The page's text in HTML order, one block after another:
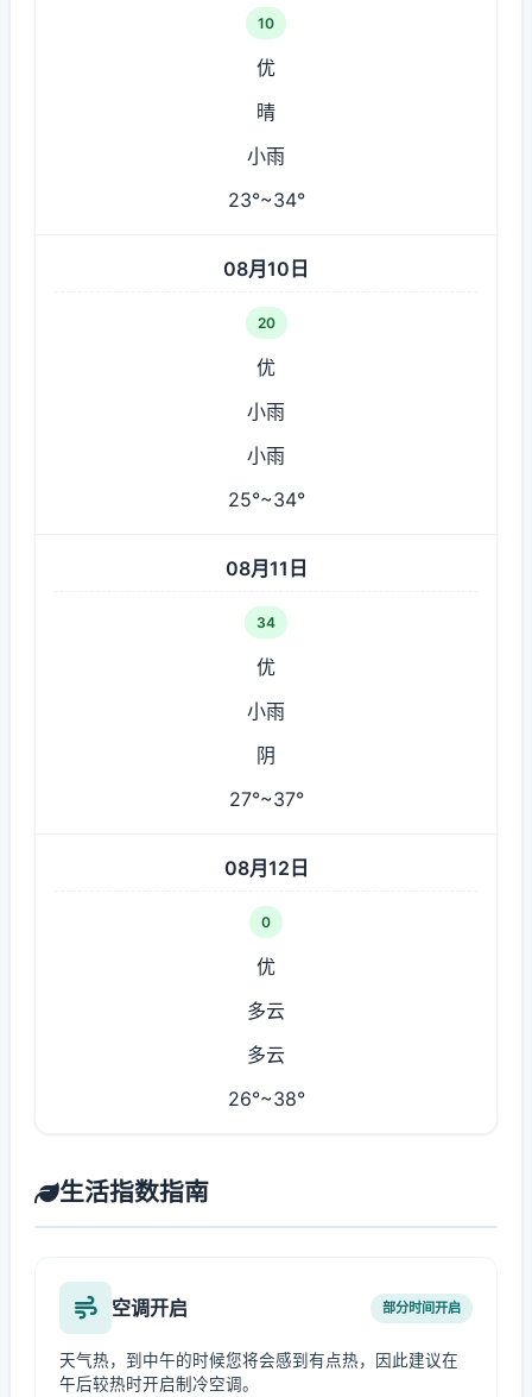
10
优
晴
小雨
23°~34°
08月10日
20
优
小雨
小雨
25°~34°
08月11日
34
优
小雨
阴
27°~37°
08月12日
0
优
多云
多云
26°~38°
生活指数指南
空调开启 部分时间开启
天气热，到中午的时候您将会感到有点热，因此建议在
午后较热时开启制冷空调。